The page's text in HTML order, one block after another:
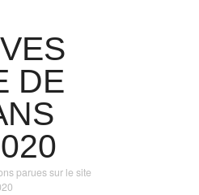
DE
parues sur le site